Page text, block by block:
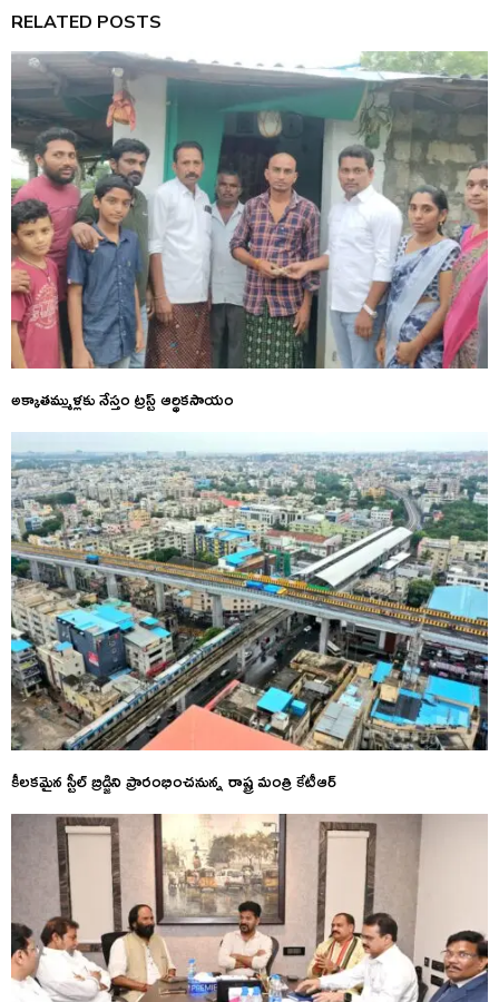
RELATED POSTS
అక్కాతమ్ముళ్లకు నేస్తం ట్రస్ట్ ఆర్థికసాయం
కీలకమైన స్టీల్ బ్రిడ్జిని ప్రారంభించనున్న రాష్ట్ర మంత్రి కేటీఆర్